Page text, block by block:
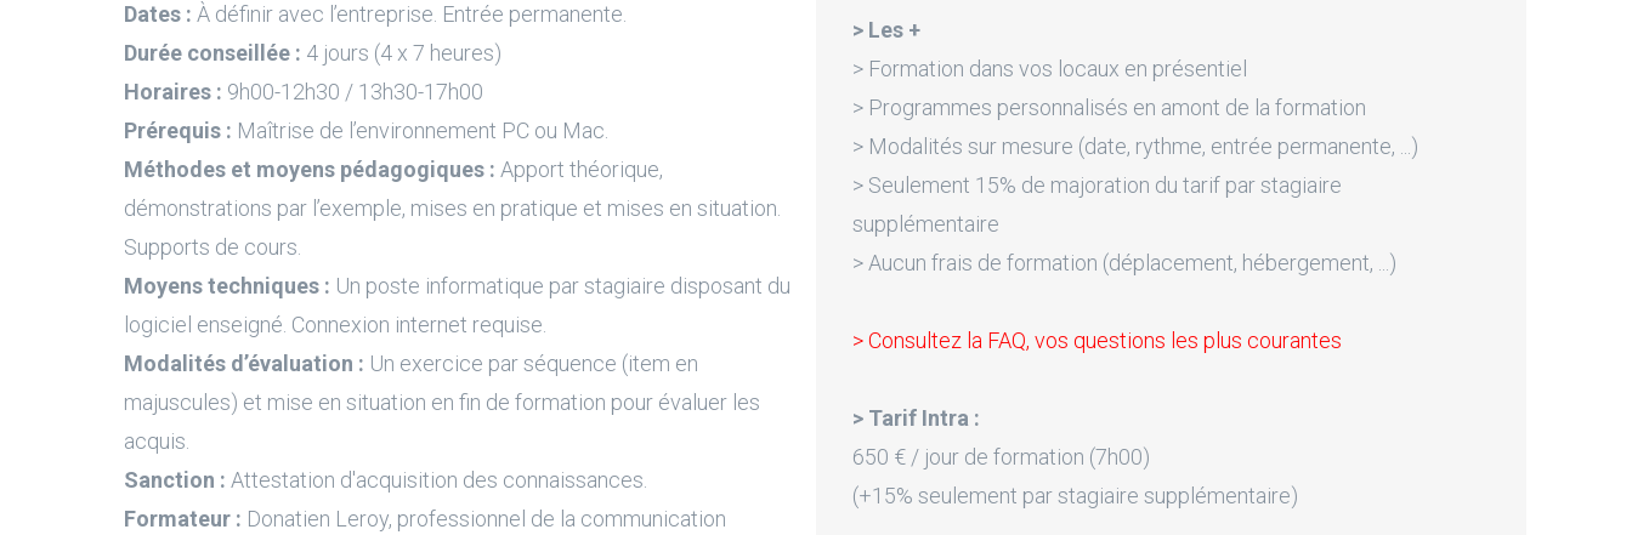
Dates : À définir avec l’entreprise. Entrée permanente.
Durée conseillée : 4 jours (4 x 7 heures)
Horaires : 9h00-12h30 / 13h30-17h00
Prérequis : Maîtrise de l’environnement PC ou Mac.
Méthodes et moyens pédagogiques : Apport théorique,
démonstrations par l’exemple, mises en pratique et mises en situation.
Supports de cours.
Moyens techniques : Un poste informatique par stagiaire disposant du
logiciel enseigné. Connexion internet requise.
Modalités d’évaluation : Un exercice par séquence (item en
majuscules) et mise en situation en fin de formation pour évaluer les
acquis.
Sanction : Attestation d'acquisition des connaissances.
Formateur : Donatien Leroy, professionnel de la communication
> Les +
> Formation dans vos locaux en présentiel
> Programmes personnalisés en amont de la formation
> Modalités sur mesure (date, rythme, entrée permanente, ...)
> Seulement 15% de majoration du tarif par stagiaire
supplémentaire
> Aucun frais de formation (déplacement, hébergement, ...)
> Consultez la FAQ, vos questions les plus courantes
> Tarif Intra :
650 € / jour de formation (7h00)
(+15% seulement par stagiaire supplémentaire)